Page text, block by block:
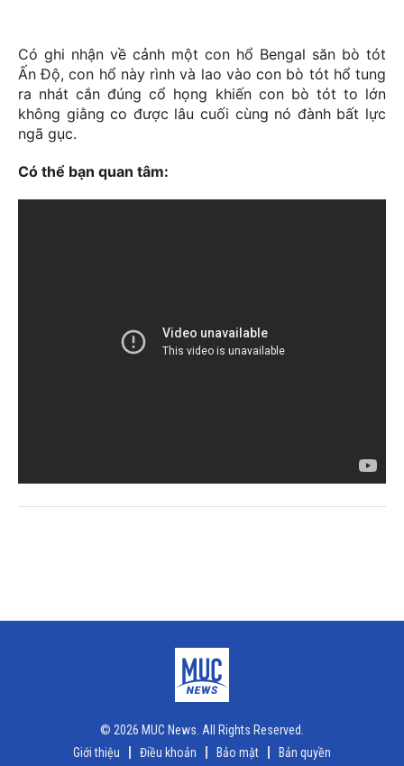
Có ghi nhận về cảnh một con hổ Bengal săn bò tót
Ấn Độ, con hổ này rình và lao vào con bò tót hổ tung
ra nhát cắn đúng cổ họng khiến con bò tót to lớn
không giằng co được lâu cuối cùng nó đành bất lực
ngã gục.
Có thể bạn quan tâm:
© 2026 MUC News. All Rights Reserved.
Giới thiệu
Điều khoản Bảo mật Bản quyền